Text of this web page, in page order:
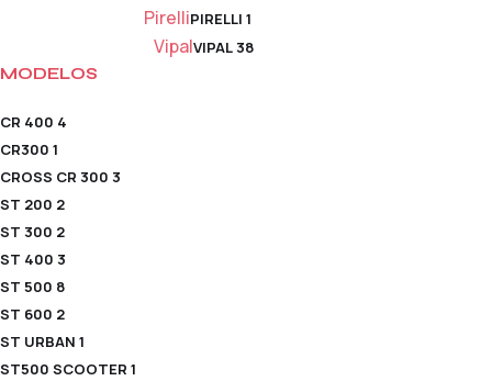
PirelliPIRELLI 1
VipalVIPAL 38
MODELOS
CR 400 4
CR300 1
CROSS CR 300 3
ST 200 2
ST 300 2
ST 400 3
ST 500 8
ST 600 2
ST URBAN 1
ST500 SCOOTER 1